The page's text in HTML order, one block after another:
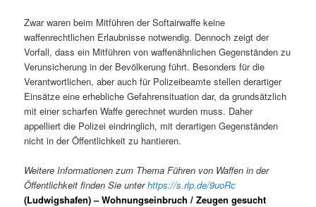
Zwar waren beim Mitführen der Softairwaffe keine
waffenrechtlichen Erlaubnisse notwendig. Dennoch zeigt der
Vorfall, dass ein Mitführen von waffenähnlichen Gegenständen zu
Verunsicherung in der Bevölkerung führt. Besonders für die
Verantwortlichen, aber auch für Polizeibeamte stellen derartiger
Einsätze eine erhebliche Gefahrensituation dar, da grundsätzlich
mit einer scharfen Waffe gerechnet wurden muss. Daher
appelliert die Polizei eindringlich, mit derartigen Gegenständen
nicht in der Öffentlichkeit zu hantieren.
Weitere Informationen zum Thema Führen von Waffen in der
Öffentlichkeit finden Sie unterhttps://s.rlp.de/9uoRc
(Ludwigshafen) – Wohnungseinbruch / Zeugen gesucht